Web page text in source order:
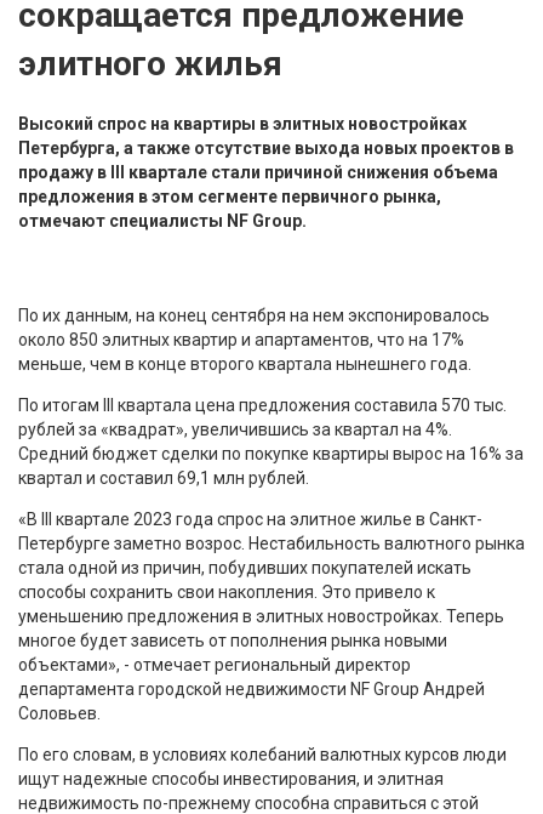
сокращается предложение
элитного жилья
Высокий спрос на квартиры в элитных новостройках
Петербурга, а также отсутствие выхода новых проектов в
продажу в III квартале стали причиной снижения объема
предложения в этом сегменте первичного рынка,
отмечают специалисты NF Group.
По их данным, на конец сентября на нем экспонировалось
около 850 элитных квартир и апартаментов, что на 17%
меньше, чем в конце второго квартала нынешнего года.
По итогам III квартала цена предложения составила 570 тыс.
рублей за «квадрат», увеличившись за квартал на 4%.
Средний бюджет сделки по покупке квартиры вырос на 16% за
квартал и составил 69,1 млн рублей.
«В III квартале 2023 года спрос на элитное жилье в Санкт-
Петербурге заметно возрос. Нестабильность валютного рынка
стала одной из причин, побудивших покупателей искать
способы сохранить свои накопления. Это привело к
уменьшению предложения в элитных новостройках. Теперь
многое будет зависеть от пополнения рынка новыми
объектами», - отмечает региональный директор
департамента городской недвижимости NF Group Андрей
Соловьев.
По его словам, в условиях колебаний валютных курсов люди
ищут надежные способы инвестирования, и элитная
недвижимость по-прежнему способна справиться с этой